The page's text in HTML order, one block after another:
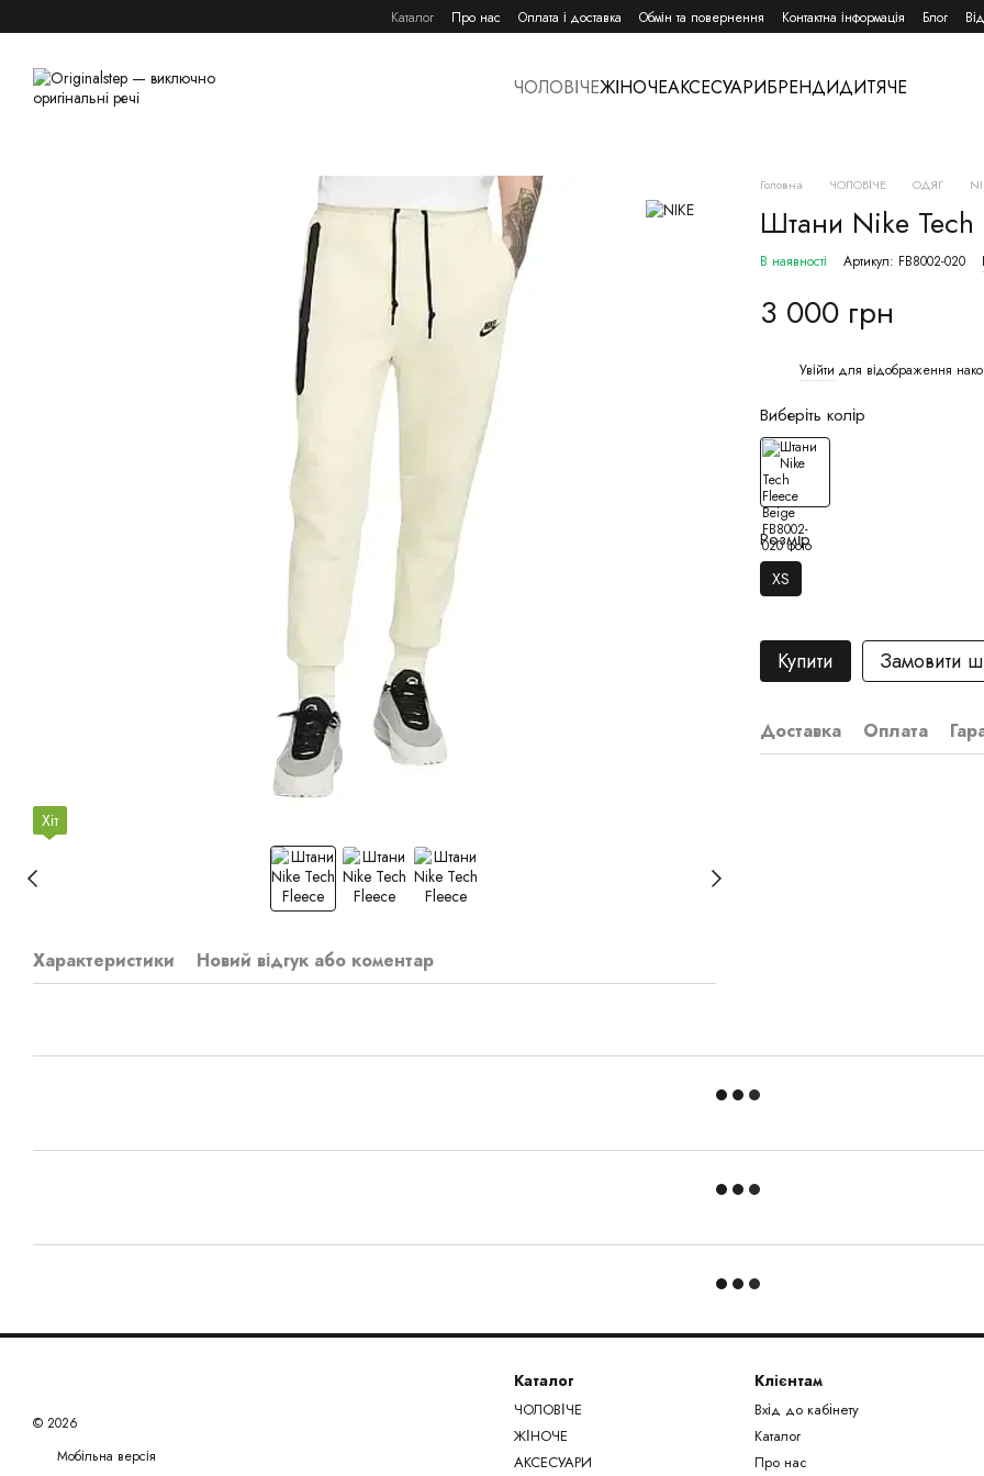
Каталог Про нас Оплата і доставка Обмін та повернення Контактна інформація Блог
ЧОЛОВІЧЕЖІНОЧЕАКСЕСУАРИБРЕНДИДИТЯЧЕ
Хіт
Характеристики Новий відгук або коментар
Головна ЧОЛОВІЧЕ ОДЯГ
Штани Nike Tech
В наявності Артикул: FB8002-020
3 000 грн
Увійти для відображення
Виберіть колір
Розмір
XS
Купити Замовити
Доставка Оплата
© 2026
Мобільна версія
Каталог
ЧОЛОВІЧЕ
ЖІНОЧЕ
АКСЕСУАРИ
Клієнтам
Вхід до кабінету
Каталог
Про нас